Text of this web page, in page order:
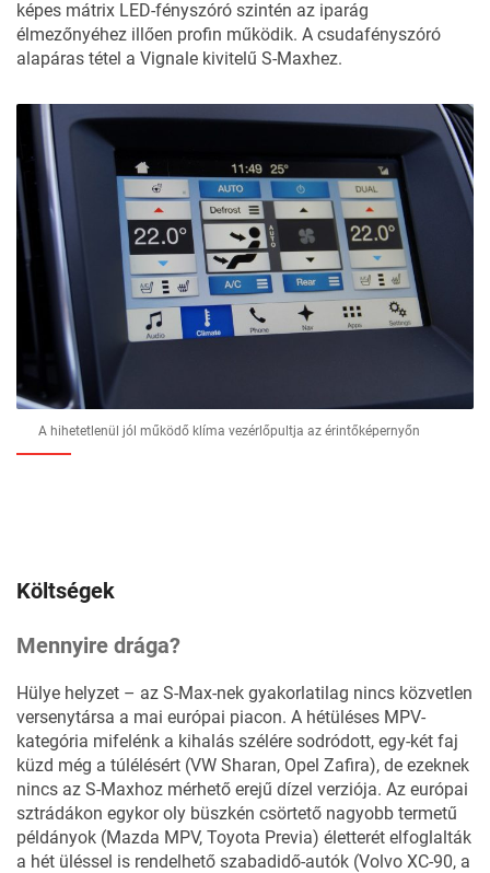
képes mátrix LED-fényszóró szintén az iparág
élmezőnyéhez illően profin működik. A csudafényszóró
alapáras tétel a Vignale kivitelű S-Maxhez.
A hihetetlenül jól működő klíma vezérlőpultja az érintőképernyőn
Költségek
Mennyire drága?
Hülye helyzet – az S-Max-nek gyakorlatilag nincs közvetlen
versenytársa a mai európai piacon. A hétüléses MPV-
kategória mifelénk a kihalás szélére sodródott, egy-két faj
küzd még a túlélésért (VW Sharan, Opel Zafira), de ezeknek
nincs az S-Maxhoz mérhető erejű dízel verziója. Az európai
sztrádákon egykor oly büszkén csörtető nagyobb termetű
példányok (Mazda MPV, Toyota Previa) életterét elfoglalták
a hét üléssel is rendelhető szabadidő-autók (Volvo XC-90, a